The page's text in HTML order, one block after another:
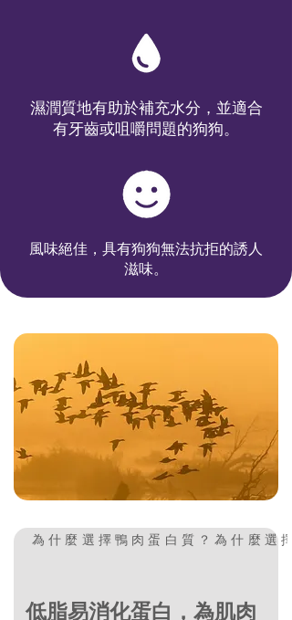
濕潤質地有助於補充水分，並適合
有牙齒或咀嚼問題的狗狗。
風味絕佳，具有狗狗無法抗拒的誘人
滋味。
為什麼選擇鴨肉蛋白質？
低脂易消化蛋白，為肌肉